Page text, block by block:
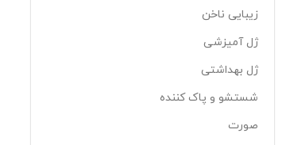
زیبایی ناخن
ژل آمیزشی
ژل بهداشتی
شستشو و پاک کننده
صورت